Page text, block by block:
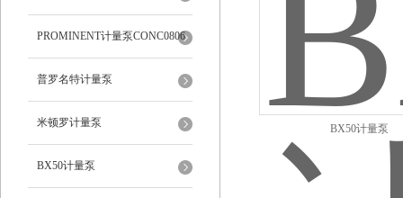
PROMINENT计量泵CONC0806
普罗名特计量泵
米顿罗计量泵
BX50计量泵
BX50计量泵